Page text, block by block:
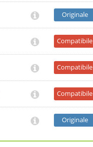
Originale
Compatibile
Compatibile
Compatibile
Originale